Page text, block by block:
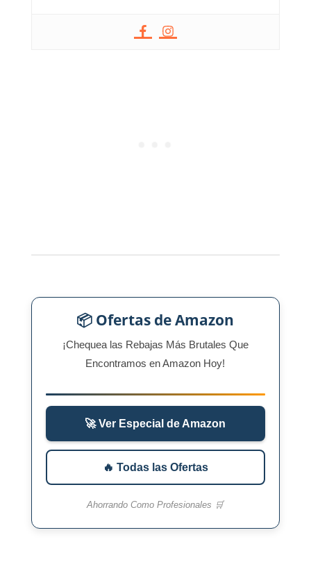
📦 Ofertas de Amazon
¡Chequea las Rebajas Más Brutales Que
Encontramos en Amazon Hoy!
🚀 Ver Especial de Amazon
🔥 Todas las Ofertas
Ahorrando Como Profesionales 🛒